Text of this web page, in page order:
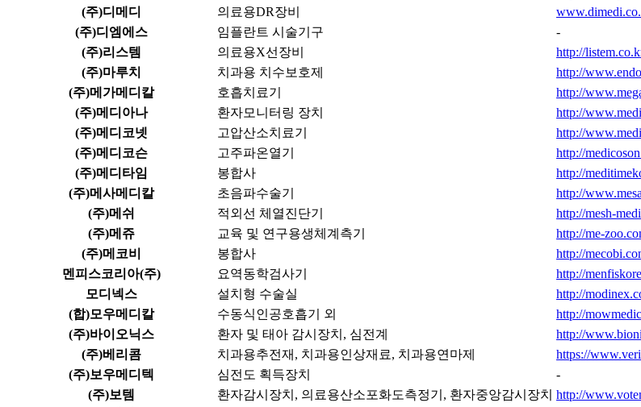
(주)디메디
의료용DR장비
(주)디엠에스
임플란트 시술기구
-
(주)리스템
의료용X선장비
http://
(주)마루치
치과용 치수보호제
http://
(주)메가메디칼
호흡치료기
http://
(주)메디아나
환자모니터링 장치
http://
(주)메디코넷
고압산소치료기
http://
(주)메디코슨
고주파온열기
http://
(주)메디타임
봉합사
http://
(주)메사메디칼
초음파수술기
http://
(주)메쉬
적외선 체열진단기
http://mesh-
(주)메쥬
교육 및 연구용생체계측기
http://me-
(주)메코비
봉합사
http://
멘피스코리아(주)
요역동학검사기
http://
모디넥스
설치형 수술실
http://
(합)모우메디칼
수동식인공호흡기 외
http://
(주)바이오닉스
환자 및 태아 감시장치, 심전계
http://
(주)베리콤
치과용추전재, 치과용인상재료, 치과용연마제
https://
(주)보우메디텍
심전도 획득장치
-
(주)보템
환자감시장치, 의료용산소포화도측정기, 환자중앙감시장치 http://